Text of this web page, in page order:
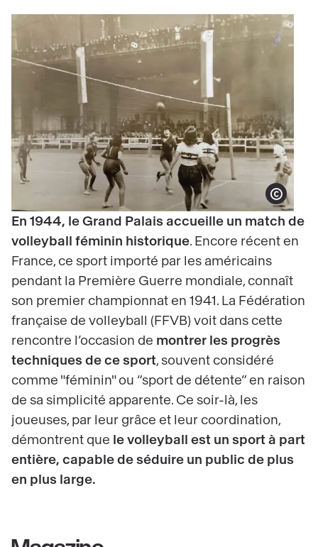
Afficher le copyright
En 1944, le Grand Palais accueille un match de
volleyball féminin historique. Encore récent en
France, ce sport importé par les américains
pendant la Première Guerre mondiale, connaît
son premier championnat en 1941. La Fédération
française de volleyball (FFVB) voit dans cette
rencontre l’occasion de montrer les progrès
techniques de ce sport, souvent considéré
comme "féminin" ou “sport de détente” en raison
de sa simplicité apparente. Ce soir-là, les
joueuses, par leur grâce et leur coordination,
démontrent que le volleyball est un sport à part
entière, capable de séduire un public de plus
en plus large.